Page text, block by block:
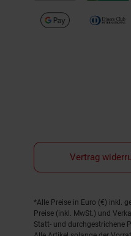
Vertrag
Fußnoten
*Alle Preise in Euro (€) inkl.
Preise (inkl. MwSt.) und
Statt- und durchgestrichene